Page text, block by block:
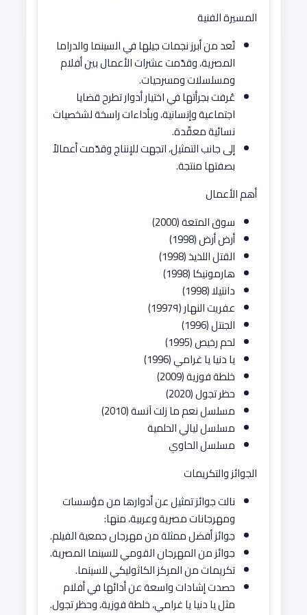
المسيرة الفنية
تُعد من أبرز نجمات جيلها في السينما والدراما
المصرية، وقدّمت عشرات الأعمال بين أفلام
ومسلسلات ومسرحيات.
عُرفت بجرأتها في اختيار أدوار تطرح قضايا
اجتماعية وإنسانية، وبأداءات راسخة لشخصيات
نسائية معقّدة.
إلى جانب التمثيل، اتجهت للإنتاج وقدّمت أعمالاً
بصفتها منتجة.
أهم الأعمال
سوق المتعة (2000)
أرض أرض (1998)
القتل اللذيذ (1998)
هارمونيكا (1998)
دانتيلا (1998)
عفريت النهار (1997٩)
الجنتل (1996)
لحم رخيص (1995)
يا دنيا يا غرامي (1996)
خلطة فوزية (2009)
حظر تجول (2020)
مسلسل نعم ما زلت آنسة (2010)
مسلسل ليالي الحلمية
مسلسل الحاوي
الجوائز والتكريمات
نالت جوائز تمثيل عن أدوارها من مؤسسات
ومهرجانات مصرية وعربية، منها:
جوائز أفضل ممثلة من مهرجان جمعية الفيلم.
جوائز من المهرجان القومي للسينما المصرية.
تكريمات من المركز الكاثوليكي للسينما.
حصدت إشادات واسعة عن أدائها في أفلام
مثل يا دنيا يا غرامي، خلطة فوزية، وحظر تجول.